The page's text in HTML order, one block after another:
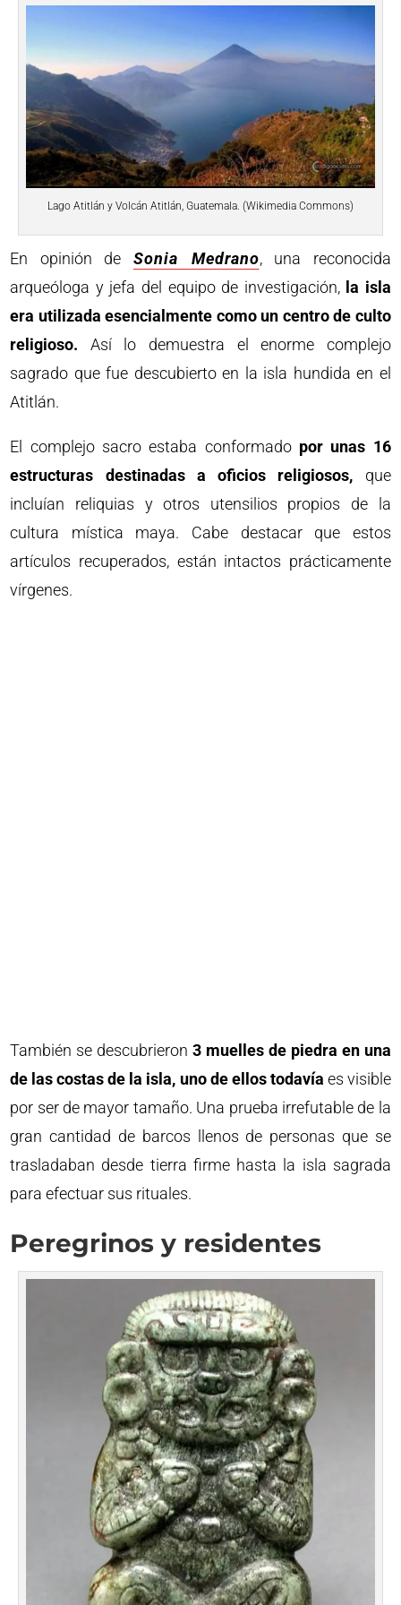
Lago Atitlán y Volcán Atitlán, Guatemala. (Wikimedia Commons)
En opinión de Sonia Medrano, una reconocida
arqueóloga y jefa del equipo de investigación, la isla
era utilizada esencialmente como un centro de culto
religioso. Así lo demuestra el enorme complejo
sagrado que fue descubierto en la isla hundida en el
Atitlán.
El complejo sacro estaba conformado por unas 16
estructuras destinadas a oficios religiosos, que
incluían reliquias y otros utensilios propios de la
cultura mística maya. Cabe destacar que estos
artículos recuperados, están intactos prácticamente
vírgenes.
También se descubrieron3 muelles de piedra en una
de las costas de la isla, uno de ellos todavía es visible
por ser de mayor tamaño. Una prueba irrefutable de la
gran cantidad de barcos llenos de personas que se
trasladaban desde tierra firme hasta la isla sagrada
para efectuar sus rituales.
Peregrinos y residentes